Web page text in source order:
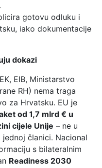
gotovu odluku i
iako dokumentacije
dokazi
EIB, Ministarstvo
RH) nema traga
za Hrvatsku. EU je
od 1,7 mlrd € u
cijele Unije – ne u
članici. Nacional
s bilateralnim
Readiness 2030